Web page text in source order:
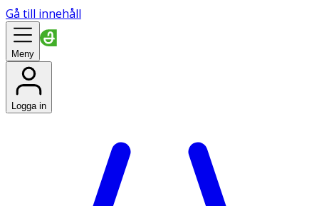
Gå till innehåll
Meny
Logga in